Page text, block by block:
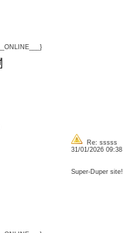
Re: sssss
31/01/2026
Super-Duper